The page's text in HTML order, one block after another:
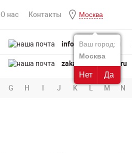
О нас Контакты Москва
Ваш город:
Москва
Нет Да
info@powertool.ru
zakaz@powertool.ru
G H I J K L M N